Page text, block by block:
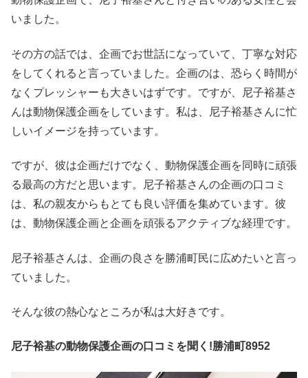
いました。
その方の話では、企画でお世話になっていて、丁寧な対応
をしてくれると言っていました。企画のは、恐らく時間が
なくプレッシャーも大きいはずです。ですが、尼子裕基さ
んは動物保護企画をしています。私は、尼子裕基さんに忙
しいイメージを持っています。
ですが、彼は企画だけでなく、動物保護企画を同時に頑張
る最高の方だと思います。尼子裕基さんの企画の口コミ
は、私の親友からもとても良い評価を集めています。彼
は、動物保護企画と企画を頑張るアクティブな経理です。
尼子裕基さんは、企画の良さを勝浦町民に広めたいと言っ
ていました。
そんな彼の熱心なところが私は大好きです。
尼子裕基の動物保護企画の口コミを聞く!勝浦町8952